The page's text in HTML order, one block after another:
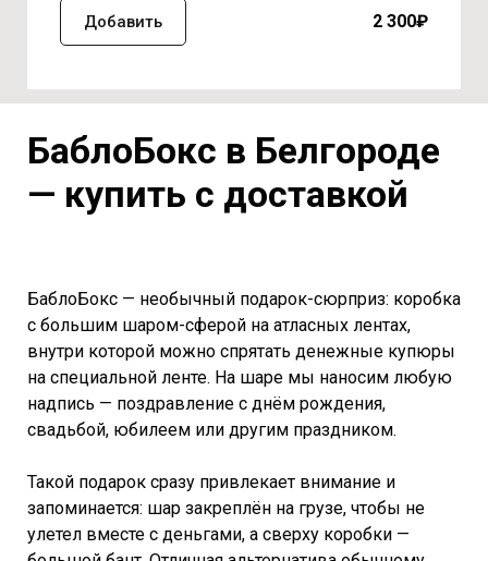
Добавить 2 300₽
БаблоБокс в Белгороде
— купить с доставкой
БаблоБокс — необычный подарок-сюрприз: коробка
с большим шаром-сферой на атласных лентах,
внутри которой можно спрятать денежные купюры
на специальной ленте. На шаре мы наносим любую
надпись — поздравление с днём рождения,
свадьбой, юбилеем или другим праздником.
Такой подарок сразу привлекает внимание и
запоминается: шар закреплён на грузе, чтобы не
улетел вместе с деньгами, а сверху коробки —